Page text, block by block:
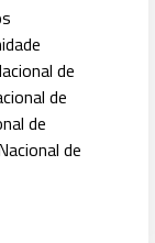
de
de
de
de